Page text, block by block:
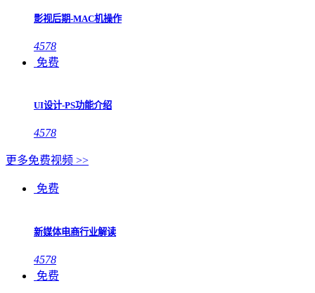
影视后期-MAC机操作
4578
免费
UI设计-PS功能介绍
4578
更多免费视频 >>
免费
新媒体电商行业解读
4578
免费